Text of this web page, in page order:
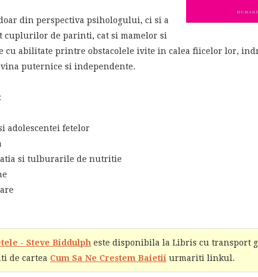
din perspectiva psihologului, ci si a
cuplurilor de parinti, cat si mamelor si
cu abilitate printre obstacolele ivite in calea fiicelor lor,
puternice si independente.
adolescentei fetelor
si tulburarile de nutritie
- Steve Biddulph este disponibila la Libris cu transport
de cartea Cum Sa Ne Crestem Baietii urmariti linkul.